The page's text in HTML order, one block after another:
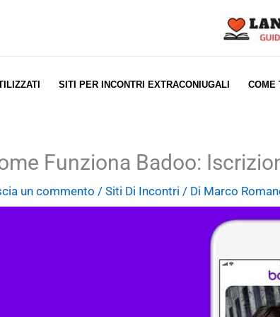
SITI PER INCONTRI EXTRACONIUGALI COME
Funziona Badoo:
un commento /Siti Di Incontri / Di Marco